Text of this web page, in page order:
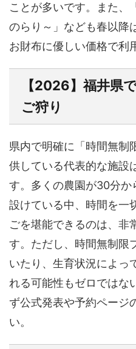
ことが多いです。また、
のらり～」なども春以降
お財布に優しい価格で利
【2026】福井県
ご狩り
県内で明確に「時間無制
供している代表的な施設
す。多くの農園が30分
設けている中、時間を一
ごを堪能できるのは、非
す。ただし、時間無制限
いたり、生育状況によっ
れる可能性もゼロではな
ず公式発表や予約ページ
い。